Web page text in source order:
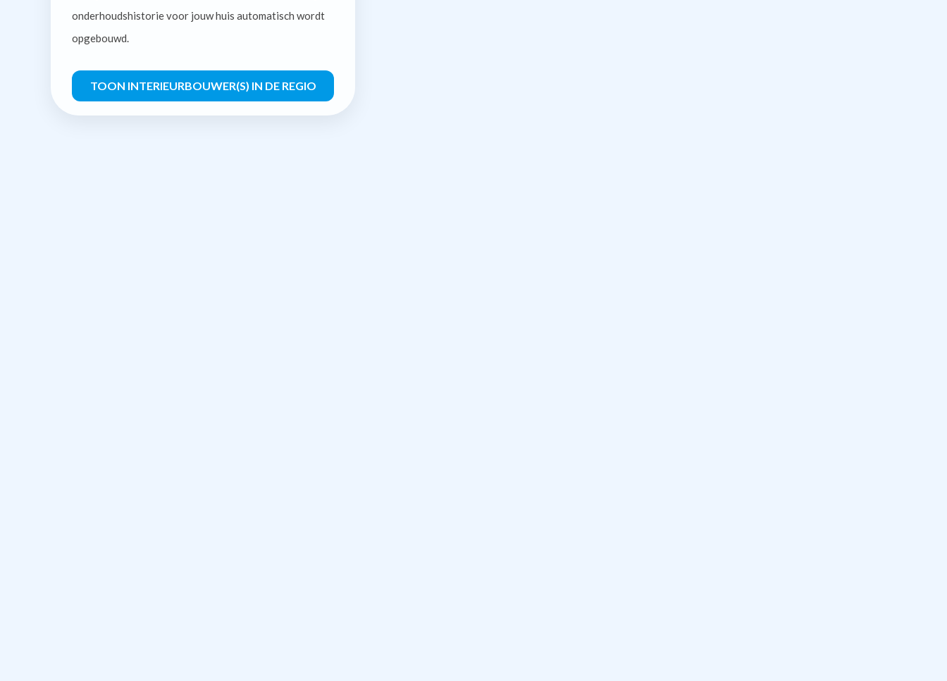
onderhoudshistorie voor jouw huis automatisch wordt
opgebouwd.
TOON INTERIEURBOUWER(S) IN DE REGIO